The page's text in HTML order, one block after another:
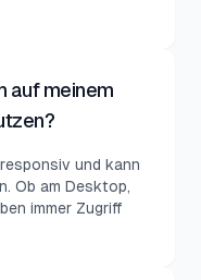
auf meinem
und kann
Ob am Desktop,
immer Zugriff